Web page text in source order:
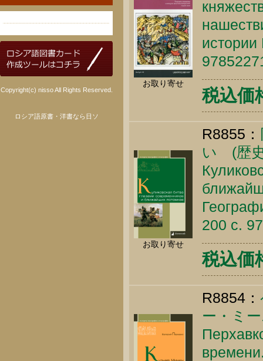
Copyright(c) nisso All Rights Reserved.
ロシア語原書・洋書なら日ソ
お取り寄せ
税込価
お取り寄せ
R8855：
い (歴史
200 c.
税込価
R8854：
ー・ミ